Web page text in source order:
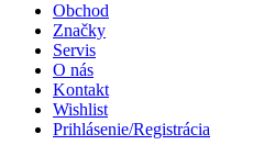
Obchod
Značky
Servis
O nás
Kontakt
Wishlist
Prihlásenie/Registrácia